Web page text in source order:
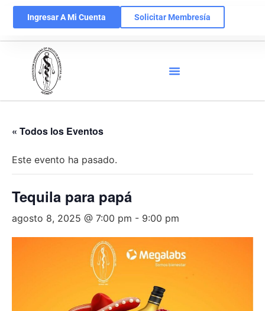
Ingresar A Mi Cuenta Solicitar Membresía
« Todos los Eventos
Este evento ha pasado.
Tequila para papá
agosto 8, 2025 @ 7:00 pm - 9:00 pm